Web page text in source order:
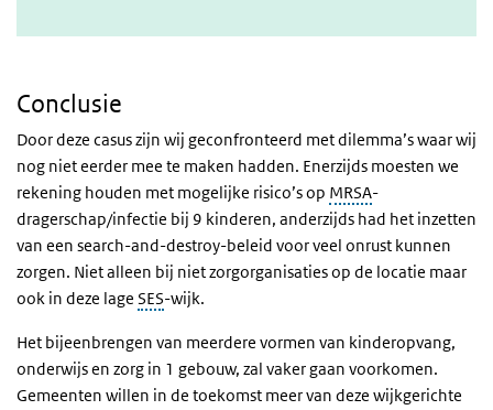
Conclusie
Door deze casus zijn wij geconfronteerd met dilemma’s waar wij
nog niet eerder mee te maken hadden. Enerzijds moesten we
rekening houden met mogelijke risico’s op MRSA-
dragerschap/infectie bij 9 kinderen, anderzijds had het inzetten
van een search-and-destroy-beleid voor veel onrust kunnen
zorgen. Niet alleen bij niet zorgorganisaties op de locatie maar
ook in deze lage SES-wijk.
Het bijeenbrengen van meerdere vormen van kinderopvang,
onderwijs en zorg in 1 gebouw, zal vaker gaan voorkomen.
Gemeenten willen in de toekomst meer van deze wijkgerichte